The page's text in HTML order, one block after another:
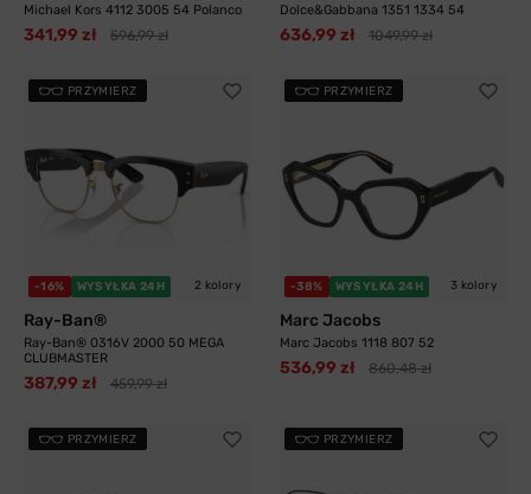
Michael Kors 4112 3005 54 Polanco
341,99 zł 596,99 zł
Dolce&Gabbana 1351 1334 54
636,99 zł 1049,99 zł
PRZYMIERZ
-16% WYSYŁKA 24H 2 kolory
Ray-Ban®
Ray-Ban® 0316V 2000 50 MEGA
CLUBMASTER
387,99 zł 459,99 zł
PRZYMIERZ
-38% WYSYŁKA 24H 3 kolory
Marc Jacobs
Marc Jacobs 1118 807 52
536,99 zł 860,48 zł
PRZYMIERZ PRZYMIERZ